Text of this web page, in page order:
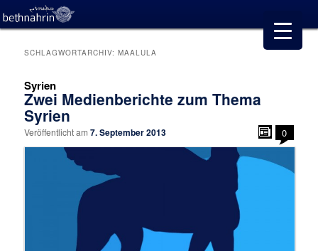
SCHLAGWORTARCHIV:MAALULA
Syrien
Zwei Medienberichte zum Thema
Syrien
Veröffentlicht am7. September 2013 0